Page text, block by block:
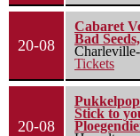
20-08
Cabaret
Bad
Tickets
20-08
Stick to